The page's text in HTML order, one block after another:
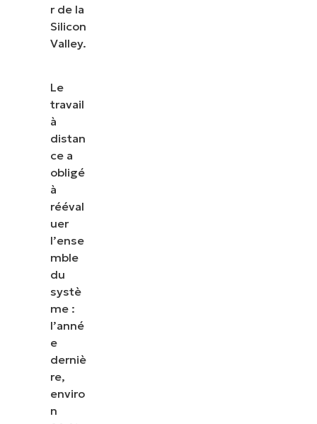
r de la
Silicon
Valley.
Le
travail
à
distan
ce a
obligé
à
rééval
uer
l’ense
mble
du
systè
me :
l’anné
e
derniè
re,
enviro
n